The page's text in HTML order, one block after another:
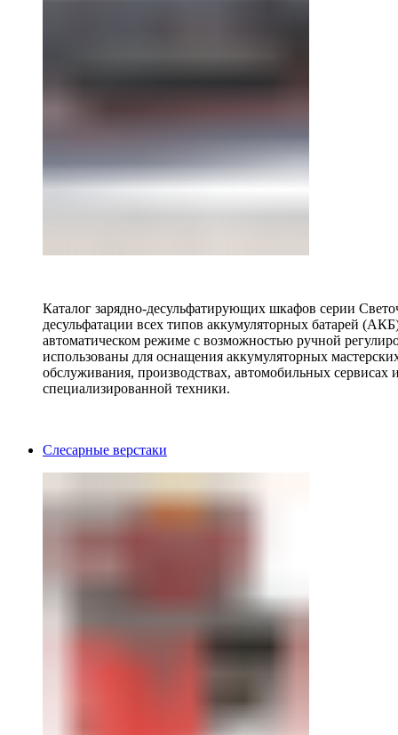
Каталог зарядно-десульфатирующих шкафов серии
десульфатации всех типов аккумуляторных батарей
автоматическом режиме с возможностью ручной
использованы для оснащения аккумуляторных
обслуживания, производствах, автомобильных
специализированной техники.
Слесарные верстаки